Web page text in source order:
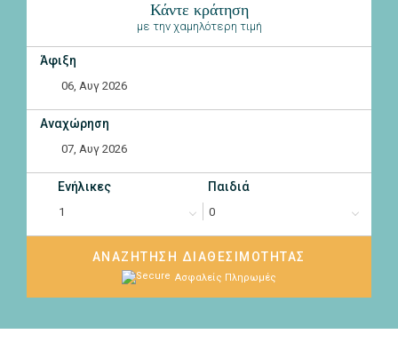
Κάντε κράτηση
με την χαμηλότερη τιμή
Άφιξη
Αναχώρηση
Ενήλικες Παιδιά
ΑΝΑΖΉΤΗΣΗ ΔΙΑΘΕΣΙΜΌΤΗΤΑΣ
Ασφαλείς Πληρωμές